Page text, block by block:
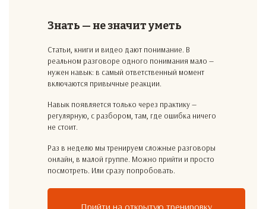
Знать — не значит уметь
Статьи, книги и видео дают понимание. В
реальном разговоре одного понимания мало —
нужен навык: в самый ответственный момент
включаются привычные реакции.
Навык появляется только через практику —
регулярную, с разбором, там, где ошибка ничего
не стоит.
Раз в неделю мы тренируем сложные разговоры
онлайн, в малой группе. Можно прийти и просто
посмотреть. Или сразу попробовать.
Прийти на открытую тренировку